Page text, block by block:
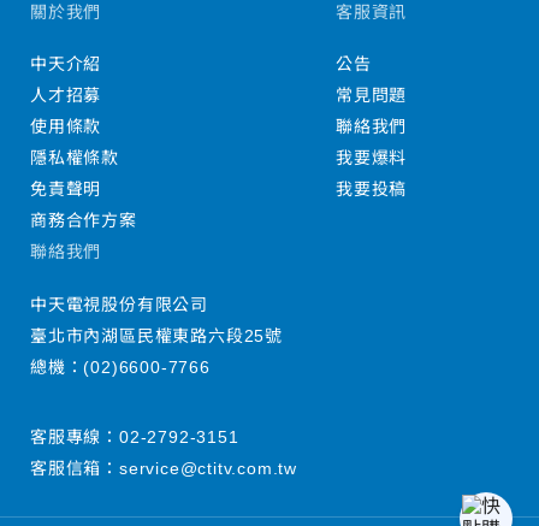
關於我們
中天介紹
人才招募
使用條款
隱私權條款
免責聲明
商務合作方案
客服資訊
公告
常見問題
聯絡我們
我要爆料
我要投稿
聯絡我們
中天電視股份有限公司
臺北市內湖區民權東路六段25號
總機：(02)6600-7766
客服專線： 02-2792-3151
客服信箱： service@ctitv.com.tw